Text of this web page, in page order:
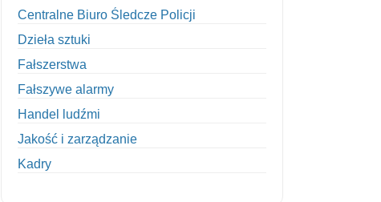
Centralne Biuro Śledcze Policji
Dzieła sztuki
Fałszerstwa
Fałszywe alarmy
Handel ludźmi
Jakość i zarządzanie
Kadry